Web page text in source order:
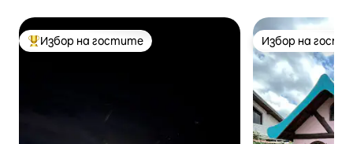
Най-популярен избор на гостите
Избор на гостите Избор на
Избор на